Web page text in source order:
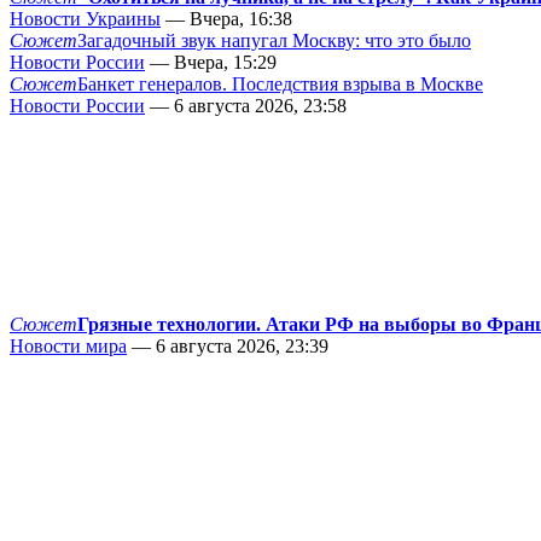
Новости Украины — Вчера, 16:38
СюжетЗагадочный звук напугал Москву: что это было
Новости России — Вчера, 15:29
СюжетБанкет генералов. Последствия взрыва в Москве
Новости России — 6 августа 2026, 23:58
СюжетГрязные технологии. Атаки РФ на выборы во
Новости мира — 6 августа 2026, 23:39